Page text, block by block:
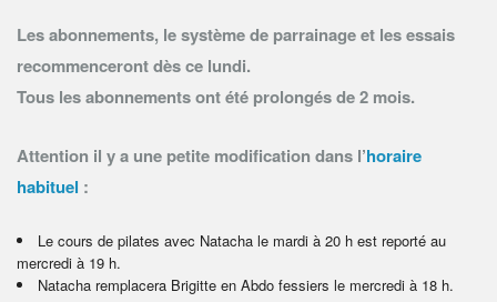
Les abonnements, le système de parrainage et les essais
recommenceront dès ce lundi.
Tous les abonnements ont été prolongés de 2 mois.
Attention il y a une petite modification dans l’horaire
habituel :
Le cours de pilates avec Natacha le mardi à 20 h est reporté au
mercredi à 19 h.
Natacha remplacera Brigitte en Abdo fessiers le mercredi à 18 h.